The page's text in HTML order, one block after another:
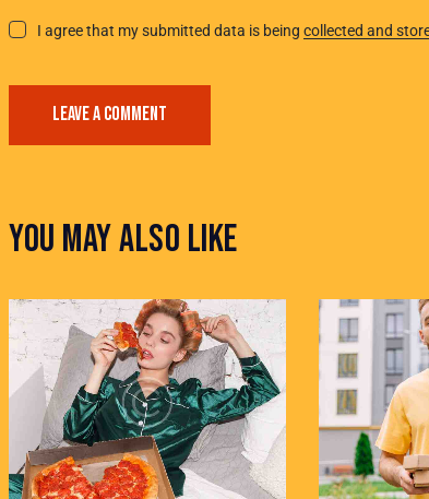
I agree that my submitted data is being collected and
YOU MAY ALSO LIKE